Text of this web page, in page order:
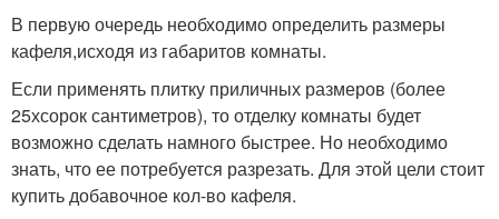
В первую очередь необходимо определить размеры
кафеля,исходя из габаритов комнаты.
Если применять плитку приличных размеров (более
25хсорок сантиметров), то отделку комнаты будет
возможно сделать намного быстрее. Но необходимо
знать, что ее потребуется разрезать. Для этой цели стоит
купить добавочное кол-во кафеля.